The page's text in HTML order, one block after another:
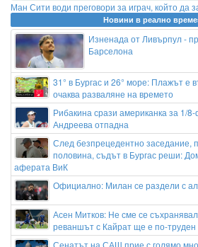
Ман Сити води преговори за играч, който да
Новини в реално
Изненада от Ливърпул -
Барселона
31° в Бургас и 26° море: Плажът е
очаква разваляне на времето
Рибакина срази американка за 1/
Андреева отпадна
След безпрецедентно заседание,
половина, съдът в Бургас реши:
аферата ВиК
Официално: Милан се раздели с
Асен Митков: Не сме се
реваншът с Кайрат ще е по-труден
Сенатът на САЩ прие с голямо